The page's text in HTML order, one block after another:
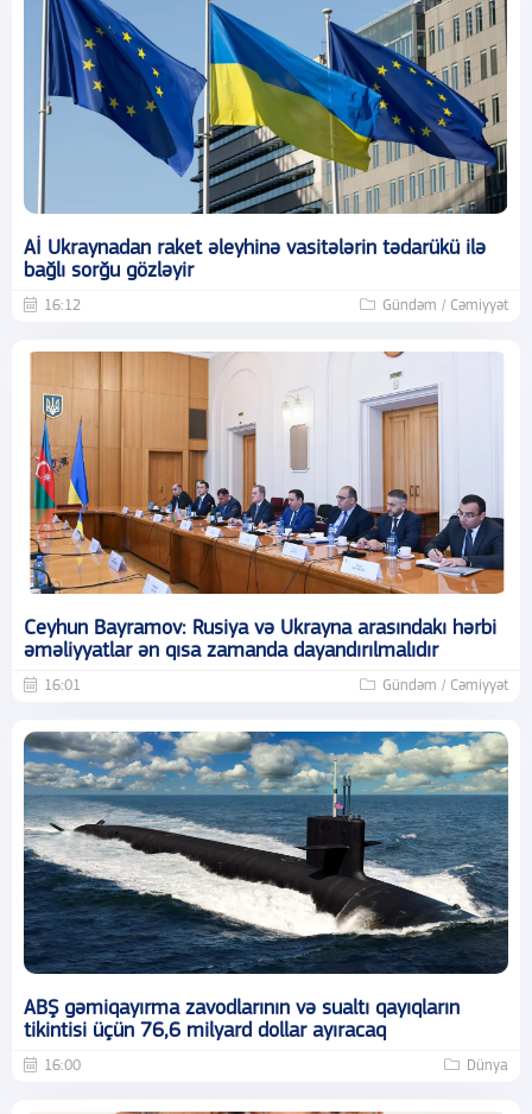
Aİ Ukraynadan raket əleyhinə vasitələrin tədarükü ilə
bağlı sorğu gözləyir
16:12 Gündəm / Cəmiyyət
Ceyhun Bayramov: Rusiya və Ukrayna arasındakı hərbi
əməliyyatlar ən qısa zamanda dayandırılmalıdır
16:01 Gündəm / Cəmiyyət
ABŞ gəmiqayırma zavodlarının və sualtı qayıqların
tikintisi üçün 76,6 milyard dollar ayıracaq
16:00 Dünya